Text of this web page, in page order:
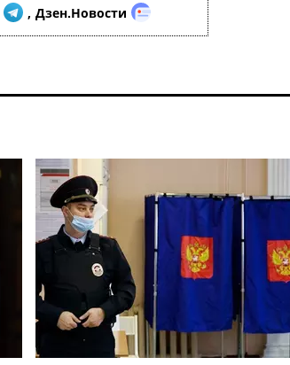
, Дзен.Новости